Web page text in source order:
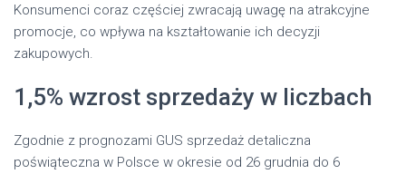
Konsumenci coraz częściej zwracają uwagę na atrakcyjne
promocje, co wpływa na kształtowanie ich decyzji
zakupowych.
1,5% wzrost sprzedaży w liczbach
Zgodnie z prognozami GUS sprzedaż detaliczna
poświąteczna w Polsce w okresie od 26 grudnia do 6